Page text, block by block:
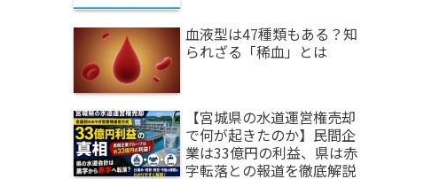
血液型は47種類もある？知
られざる「稀血」とは
【宮城県の水道運営権売却
で何が起きたのか】民間企
業は33億円の利益、県は赤
字転落との報道を徹底解説